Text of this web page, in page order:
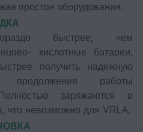
простоя оборудования.
быстрее, чем
кислотные батареи,
получить надежную
работы
заряжаются в
что невозможно для VRLA.